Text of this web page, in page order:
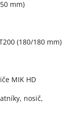
mm)
(180/180 mm)
MIK HD
nosič,